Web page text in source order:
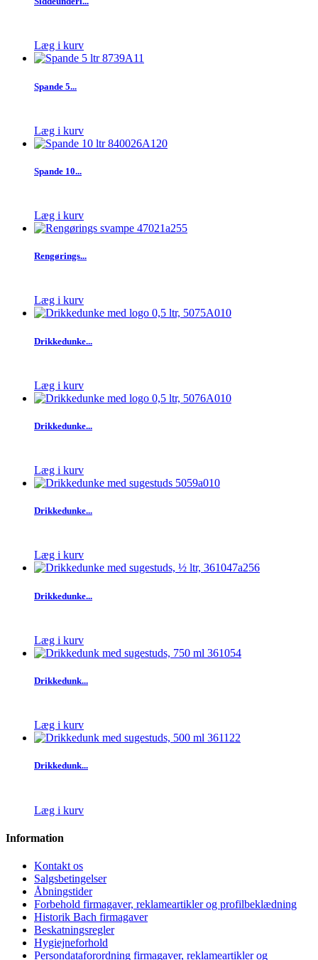
Læg i kurv
Spande 5...
Læg i kurv
Spande 10...
Læg i kurv
Rengørings...
Læg i kurv
Drikkedunke...
Læg i kurv
Drikkedunke...
Læg i kurv
Drikkedunke...
Læg i kurv
Drikkedunke...
Læg i kurv
Drikkedunk...
Læg i kurv
Drikkedunk...
Læg i kurv
Information
Kontakt os
Salgsbetingelser
Åbningstider
Forbehold firmagaver, reklameartikler og profilbeklædning
Historik Bach firmagaver
Beskatningsregler
Hygiejneforhold
Persondataforordning firmagaver, reklameartikler og